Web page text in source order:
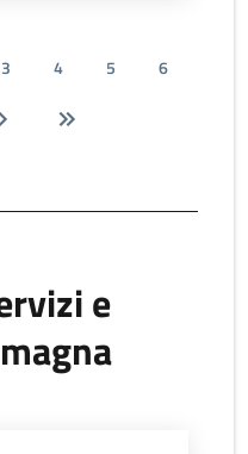
3 4 5
6
e